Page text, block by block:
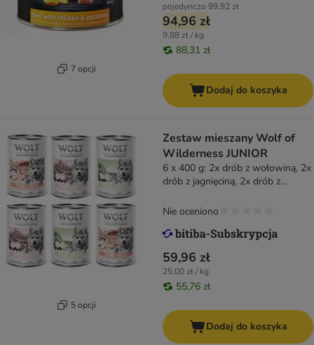
7 opcji
pojedynczo 99,92 zł
94,96 zł
9,88 zł / kg
88,31 zł
Dodaj do koszyka
5 opcji
Zestaw mieszany Wolf of
Wilderness JUNIOR
6 x 400 g: 2x drób z wołowiną, 2x
drób z jagnięciną, 2x drób z
59,96 zł
25,00 zł / kg
55,76 zł
Nie oceniono
Dodaj do koszyka